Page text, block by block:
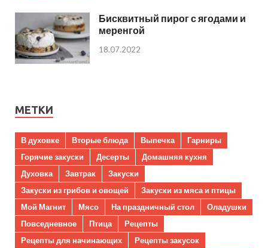
Бисквитный пирог с ягодами и
меренгой
18.07.2022
МЕТКИ
В духовке Вторые блюда Выпечка
Гарниры
Горячие закуски
Десерты
Домашняя кухня
Духовка
Завтрак
Закуски
Закуски из грибов и овощей
Закуски из мяса и птицы
Мой Магнит
Мясо На праздничный стол
Оладушки
Повседневное
Птица
Рецепты
Рецепты для начинающих
Рецепты закусок